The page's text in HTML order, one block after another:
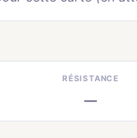
RÉSISTANCE
—